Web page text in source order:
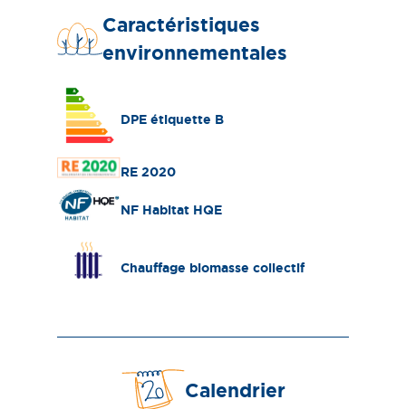
Caractéristiques
environnementales
DPE étiquette B
RE 2020
NF Habitat HQE
Chauffage biomasse collectif​
Calendrier